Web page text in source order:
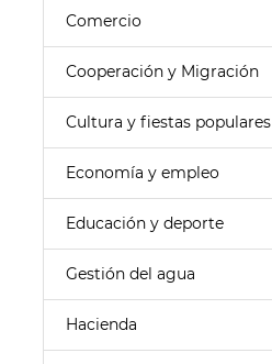
Comercio
Cooperación y Migración
Cultura y fiestas populares
Economía y empleo
Educación y deporte
Gestión del agua
Hacienda